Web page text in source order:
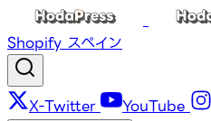
Shopify スペイン
X-Twitter YouTube